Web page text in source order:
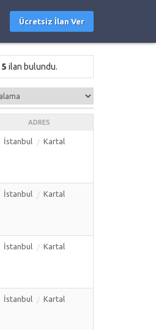
Ücretsiz İlan Ver
5 ilan bulundu.
ADRES
İstanbul Kartal
İstanbul Kartal
İstanbul Kartal
İstanbul Kartal